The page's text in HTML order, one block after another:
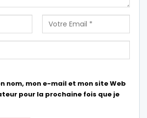
nom, mon e-mail et mon site Web
pour la prochaine fois que je